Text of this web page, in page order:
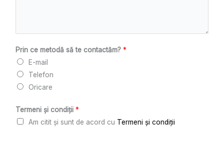
Prin ce metodă să te contactăm?*
E-mail
Telefon
Oricare
Termeni și condiții*
Am citit și sunt de acord cu Termeni și condiții